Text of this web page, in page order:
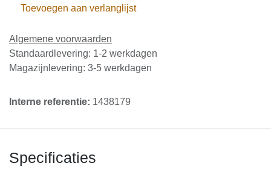
Toevoegen aan verlanglijst
Algemene voorwaarden
Standaardlevering: 1-2 werkdagen
Magazijnlevering: 3-5 werkdagen
Interne referentie: 1438179
Specificaties